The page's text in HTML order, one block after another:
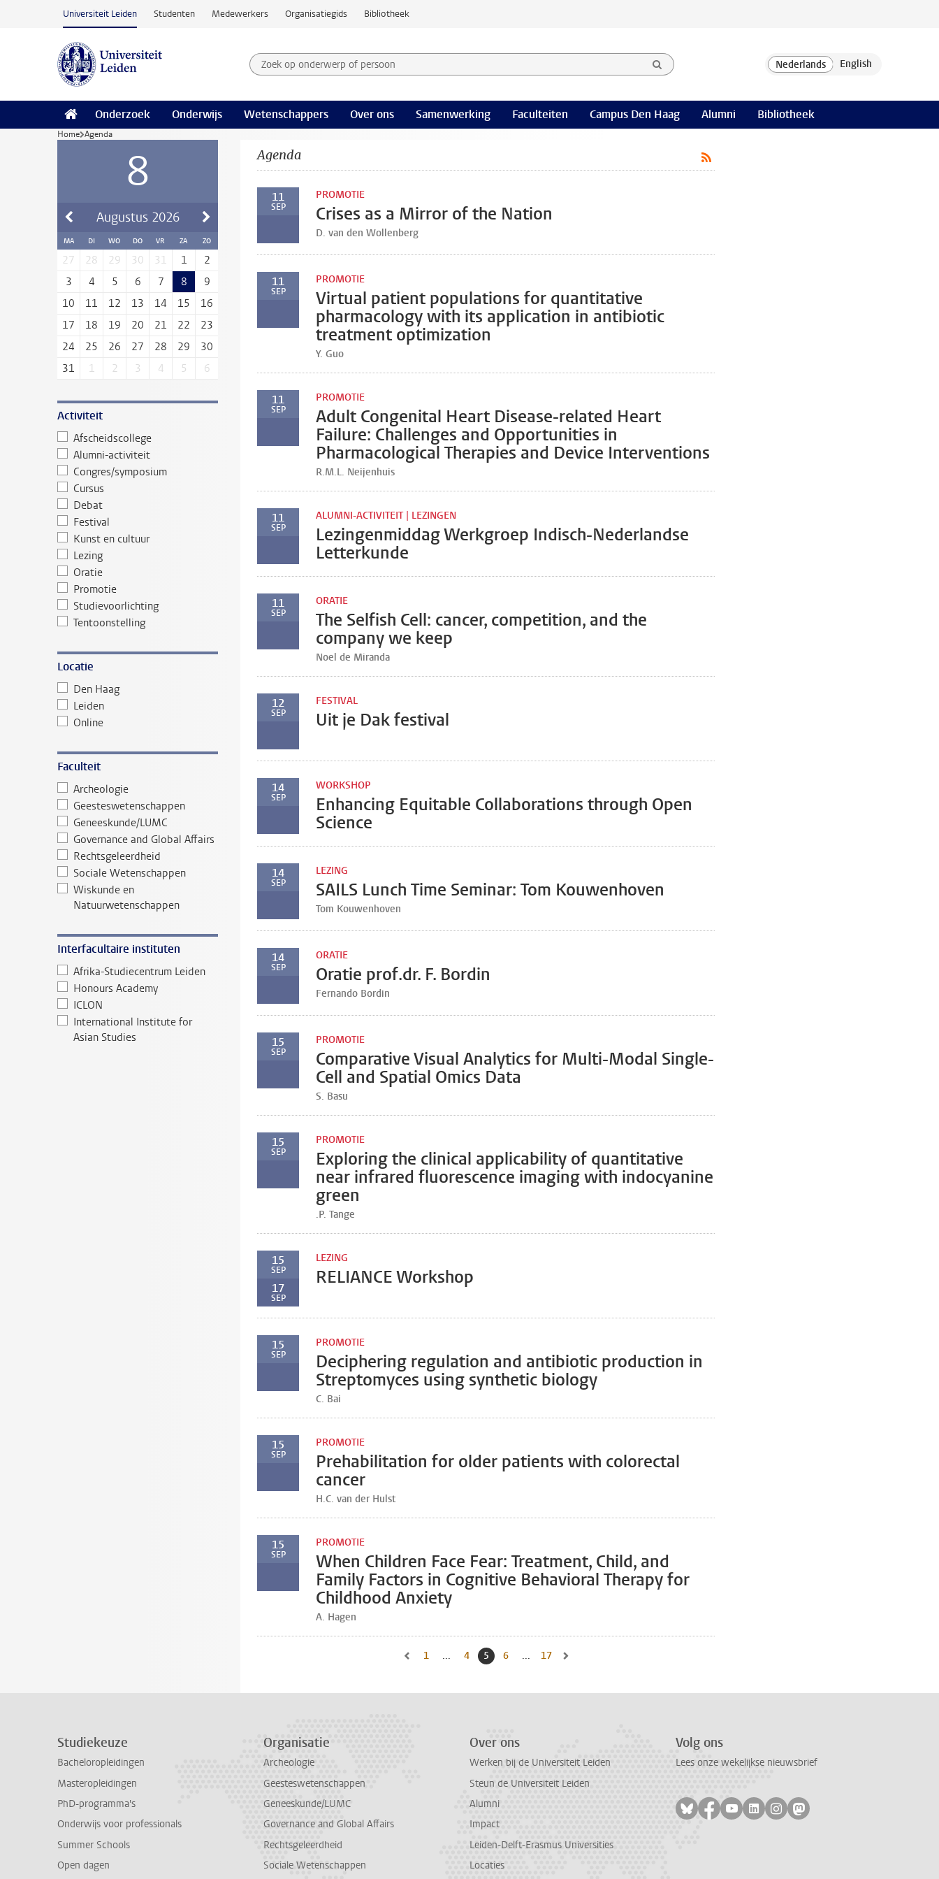
Ga naar hoofdinhoud
Universiteit Leiden Studenten Medewerkers Organisatiegids Bibliotheek
Zoek op onderwerp of persoon en selecteer categorie
Zoekterm
Onderzoek Onderwijs Wetenschappers Over ons Samenwerking Faculteiten Campus Den Haag Alumni Bibliotheek
Home Agenda
8
Augustus 2026
MA DI WO DO VR ZA ZO
27 28 29 30 31 1
2
3
4 5 6 7 8
9
10
11 12 13 14 15
16
17
18 19 20 21 22
23
24
25 26 27 28 29
30
31
1 2 3 4 5 6
Activiteit
Afscheidscollege
Alumni-activiteit
Congres/symposium
Cursus
Debat
Festival
Kunst en cultuur
Lezing
Oratie
Promotie
Studievoorlichting
Tentoonstelling
Locatie
Den Haag
Leiden
Online
Faculteit
Archeologie
Geesteswetenschappen
Geneeskunde/LUMC
Governance and Global Affairs
Rechtsgeleerdheid
Sociale Wetenschappen
Wiskunde en
Natuurwetenschappen
Interfacultaire instituten
Afrika-Studiecentrum Leiden
Honours Academy
ICLON
International Institute for
Asian Studies
Agenda
11
SEP
PROMOTIE
Crises as a Mirror of the Nation
D. van den Wollenberg
11
SEP
PROMOTIE
Virtual patient populations for quantitative
pharmacology with its application in antibiotic
treatment optimization
Y. Guo
11
SEP
PROMOTIE
Adult Congenital Heart Disease-related Heart
Failure: Challenges and Opportunities in
Pharmacological Therapies and Device Interventions
R.M.L. Neijenhuis
11
SEP
ALUMNI-ACTIVITEIT | LEZINGEN
Lezingenmiddag Werkgroep Indisch-Nederlandse
Letterkunde
11
SEP
ORATIE
The Selfish Cell: cancer, competition, and the
company we keep
Noel de Miranda
12
SEP
FESTIVAL
Uit je Dak festival
14
SEP
WORKSHOP
Enhancing Equitable Collaborations through Open
Science
14
SEP
LEZING
SAILS Lunch Time Seminar: Tom Kouwenhoven
Tom Kouwenhoven
14
SEP
ORATIE
Oratie prof.dr. F. Bordin
Fernando Bordin
15
SEP
PROMOTIE
Comparative Visual Analytics for Multi-Modal Single-
Cell and Spatial Omics Data
S. Basu
15
SEP
PROMOTIE
Exploring the clinical applicability of quantitative
near infrared fluorescence imaging with indocyanine
green
.P. Tange
15
SEP
17
SEP
LEZING
RELIANCE Workshop
15
SEP
PROMOTIE
Deciphering regulation and antibiotic production in
Streptomyces using synthetic biology
C. Bai
15
SEP
PROMOTIE
Prehabilitation for older patients with colorectal
cancer
H.C. van der Hulst
15
SEP
PROMOTIE
When Children Face Fear: Treatment, Child, and
Family Factors in Cognitive Behavioral Therapy for
Childhood Anxiety
A. Hagen
Naar vorige pagina, pagina 4
Naar eerste pagina, pagina
1 ... Naar pagina
4 Huidige pagina, pagina
5 Naar pagina
6 ... Naar laatste pagina, pagina
17
Studiekeuze
Bacheloropleidingen
Masteropleidingen
PhD-programma's
Onderwijs voor professionals
Summer Schools
Open dagen
Organisatie
Archeologie
Geesteswetenschappen
Geneeskunde/LUMC
Governance and Global Affairs
Rechtsgeleerdheid
Sociale Wetenschappen
Over ons
Werken bij de Universiteit Leiden
Steun de Universiteit Leiden
Alumni
Impact
Leiden-Delft-Erasmus Universities
Locaties
Volg ons
Lees onze wekelijkse nieuwsbrief
Volg ons op bluesky
Volg ons op facebook
Volg ons op youtube
Volg ons op linkedin
Volg ons op instagram
Volg ons op mastodon